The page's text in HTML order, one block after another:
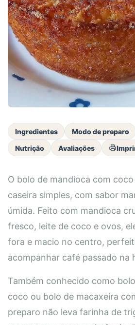
Ingredientes Modo de preparo
Nutrição
Avaliações
O bolo de mandioca com
caseira simples, com sabor
úmida. Feito com mandioca
fresco, leite de coco e ovos,
fora e macio no centro,
acompanhar café passado na
Também conhecido como
coco ou bolo de macaxeira
preparo não leva farinha de